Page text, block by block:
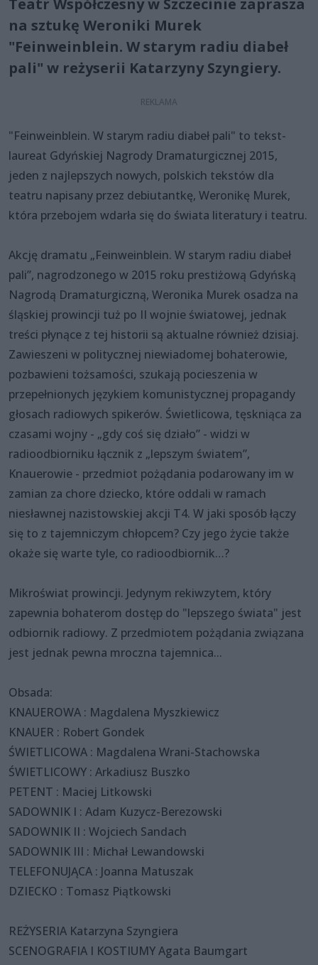
na sztukę Weroniki Murek
"Feinweinblein. W starym radiu diabeł
pali" w reżyserii Katarzyny Szyngiery.
"Feinweinblein. W starym radiu diabeł pali" to tekst-
laureat Gdyńskiej Nagrody Dramaturgicznej 2015,
jeden z najlepszych nowych, polskich tekstów dla
teatru napisany przez debiutantkę, Weronikę Murek,
która przebojem wdarła się do świata literatury i teatru.
Akcję dramatu „Feinweinblein. W starym radiu diabeł
pali”, nagrodzonego w 2015 roku prestiżową Gdyńską
Nagrodą Dramaturgiczną, Weronika Murek osadza na
śląskiej prowincji tuż po II wojnie światowej, jednak
treści płynące z tej historii są aktualne również dzisiaj.
Zawieszeni w politycznej niewiadomej bohaterowie,
pozbawieni tożsamości, szukają pocieszenia w
przepełnionych językiem komunistycznej propagandy
głosach radiowych spikerów. Świetlicowa, tęskniąca za
czasami wojny - „gdy coś się działo” - widzi w
radioodbiorniku łącznik z „lepszym światem”,
Knauerowie - przedmiot pożądania podarowany im w
zamian za chore dziecko, które oddali w ramach
niesławnej nazistowskiej akcji T4. W jaki sposób łączy
się to z tajemniczym chłopcem? Czy jego życie także
okaże się warte tyle, co radioodbiornik…?
Mikroświat prowincji. Jedynym rekiwzytem, który
zapewnia bohaterom dostęp do "lepszego świata" jest
odbiornik radiowy. Z przedmiotem pożądania związana
jest jednak pewna mroczna tajemnica...
Obsada:
KNAUEROWA : Magdalena Myszkiewicz
KNAUER : Robert Gondek
ŚWIETLICOWA : Magdalena Wrani-Stachowska
ŚWIETLICOWY : Arkadiusz Buszko
PETENT : Maciej Litkowski
SADOWNIK I : Adam Kuzycz-Berezowski
SADOWNIK II : Wojciech Sandach
SADOWNIK III : Michał Lewandowski
TELEFONUJĄCA : Joanna Matuszak
DZIECKO : Tomasz Piątkowski
REŻYSERIA Katarzyna Szyngiera
SCENOGRAFIA I KOSTIUMY Agata Baumgart